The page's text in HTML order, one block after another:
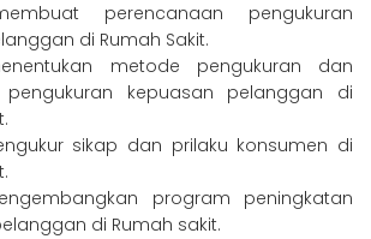
perencanaan pengukuran
di Rumah Sakit.
metode pengukuran dan
pengukuran kepuasan pelanggan di
sikap dan prilaku konsumen di
program peningkatan
di Rumah sakit.